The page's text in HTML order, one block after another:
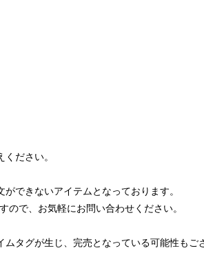
ださい。
できないアイテムとなっております。
で、お気軽にお問い合わせください。
タグが生じ、完売となっている可能性も